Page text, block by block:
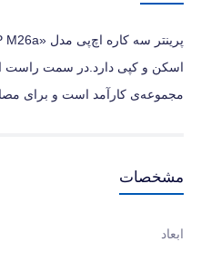
اسکن و کپی دارد.در سمت راست
مجموعه‌ی کار‌آمد است و برای
مشخصات
ابعاد